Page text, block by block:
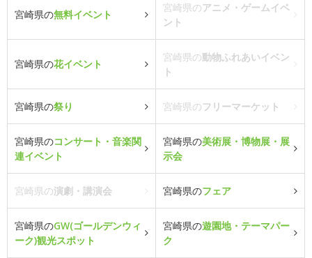
宮崎県の無料イベント
宮崎県のアニメ・ゲームイベ
ント
宮崎県の花イベント
宮崎県の動物ふれあいイベン
ト
宮崎県の祭り 宮崎県のフリーマーケット
宮崎県のコンサート・音楽関
連イベント
宮崎県の美術展・博物展・展
示会
宮崎県の演劇・講演会 宮崎県のフェア
宮崎県のGW(ゴールデンウィ
ーク)観光スポット
宮崎県の遊園地・テーマパー
ク